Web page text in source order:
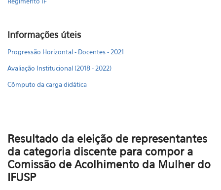
Informações úteis
Progressão Horizontal - Docentes - 2021
Avaliação Institucional (2018 - 2022)
Cômputo da carga didática
Resultado da eleição de representantes
da categoria discente para compor a
Comissão de Acolhimento da Mulher do
IFUSP